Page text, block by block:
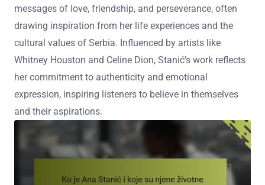
messages of love, friendship, and perseverance, often
drawing inspiration from her life experiences and the
cultural values of Serbia. Influenced by artists like
Whitney Houston and Celine Dion, Stanić’s work reflects
her commitment to authenticity and emotional
expression, inspiring listeners to believe in themselves
and their aspirations.